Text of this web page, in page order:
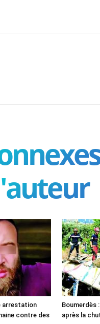
arrestation
contre des
Boumerdès
après la